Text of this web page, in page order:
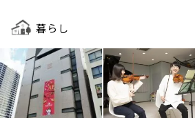
暮らし